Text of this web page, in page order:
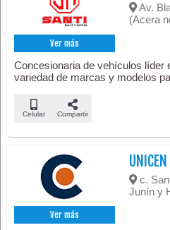
Ver más
Av.
(Acera
Concesionaria de vehículos líder
variedad de marcas y modelos
Celular Compartir
Ver más
UNICEN
c.
Junín y